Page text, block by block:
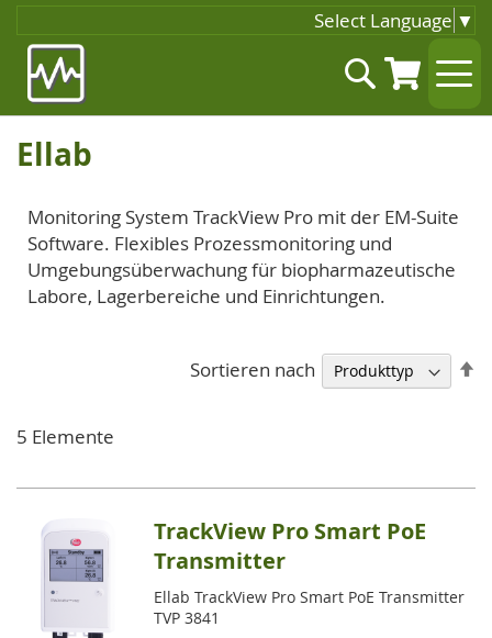
Select Language ▼
Inhalt
springen
Suche
Ellab
Monitoring System TrackView Pro mit der EM-Suite
Software. Flexibles Prozessmonitoring und
Umgebungsüberwachung für biopharmazeutische
Labore, Lagerbereiche und Einrichtungen.
5 Elemente
Sortieren nach
TrackView Pro Smart PoE
Transmitter
Ellab TrackView Pro Smart PoE Transmitter
TVP 3841